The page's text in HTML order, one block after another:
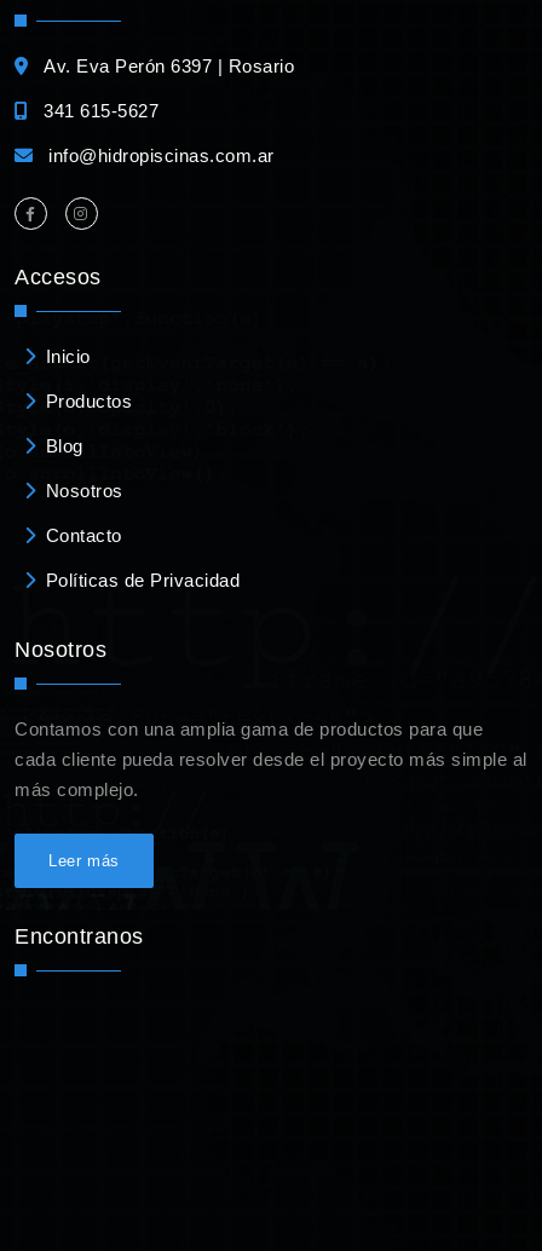
Av. Eva Perón 6397 | Rosario
341 615-5627
info@hidropiscinas.com.ar
Accesos
Inicio
Productos
Blog
Nosotros
Contacto
Políticas de Privacidad
Nosotros
Contamos con una amplia gama de productos para que
cada cliente pueda resolver desde el proyecto más simple al
más complejo.
Leer más
Encontranos